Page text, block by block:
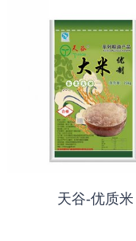
天谷-优质米